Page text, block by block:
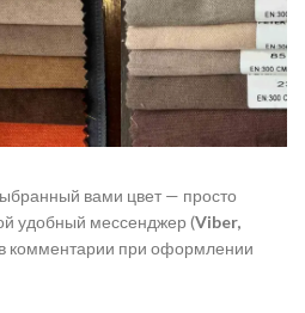
вами цвет — просто
удобный мессенджер (Viber,
в комментарии при оформлении